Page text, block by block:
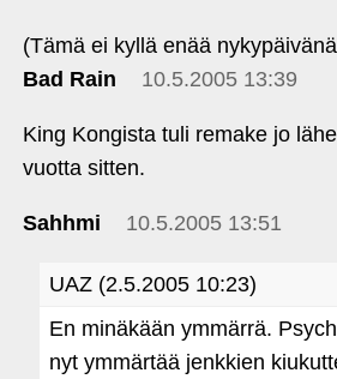
(Tämä ei kyllä enää
Bad Rain
10.5.2005 13:39
King Kongista tuli remake jo
vuotta sitten.
Sahhmi 10.5.2005 13:51
UAZ (2.5.2005 10:23)
En minäkään ymmärrä.
nyt ymmärtää jenkkien